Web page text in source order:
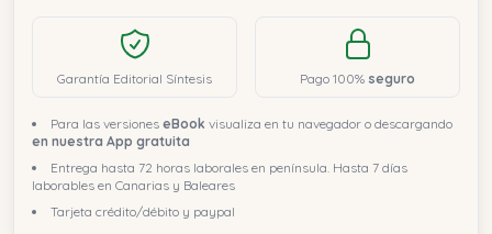
Garantía Editorial Síntesis Pago 100% seguro
Para las versiones eBook visualiza en tu navegador o descargando
en nuestra App gratuita
Entrega hasta 72 horas laborales en península. Hasta 7 días
laborables en Canarias y Baleares
Tarjeta crédito/débito y paypal